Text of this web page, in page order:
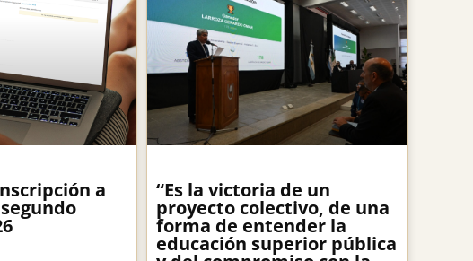
a “Es la victoria de un
proyecto colectivo, de una
forma de entender la
educación superior pública